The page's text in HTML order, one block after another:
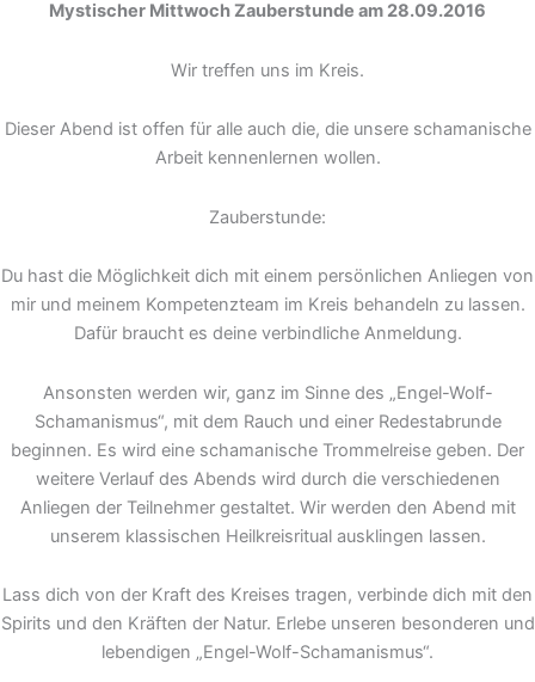
Mystischer Mittwoch Zauberstunde am 28.09.2016
Wir treffen uns im Kreis.
Dieser Abend ist offen für alle auch die, die unsere schamanische
Arbeit kennenlernen wollen.
Zauberstunde:
Du hast die Möglichkeit dich mit einem persönlichen Anliegen von
mir und meinem Kompetenzteam im Kreis behandeln zu lassen.
Dafür braucht es deine verbindliche Anmeldung.
Ansonsten werden wir, ganz im Sinne des „Engel-Wolf-
Schamanismus“, mit dem Rauch und einer Redestabrunde
beginnen. Es wird eine schamanische Trommelreise geben. Der
weitere Verlauf des Abends wird durch die verschiedenen
Anliegen der Teilnehmer gestaltet. Wir werden den Abend mit
unserem klassischen Heilkreisritual ausklingen lassen.
Lass dich von der Kraft des Kreises tragen, verbinde dich mit den
Spirits und den Kräften der Natur. Erlebe unseren besonderen und
lebendigen „Engel-Wolf-Schamanismus“.